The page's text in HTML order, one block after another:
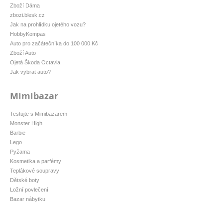
Zboží Dáma
zbozi.blesk.cz
Jak na prohlídku ojetého vozu?
HobbyKompas
Auto pro začátečníka do 100 000 Kč
Zboží Auto
Ojetá Škoda Octavia
Jak vybrat auto?
Mimibazar
Testujte s Mimibazarem
Monster High
Barbie
Lego
Pyžama
Kosmetika a parfémy
Teplákové soupravy
Dětské boty
Ložní povlečení
Bazar nábytku